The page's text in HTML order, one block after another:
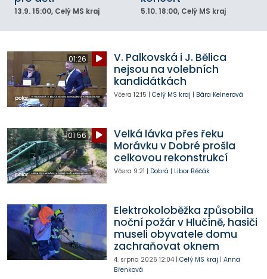
13.9. 15:00, Celý MS kraj 5.10. 18:00, Celý MS kraj
01:26
V. Palkovská i J. Bělica
nejsou na volebních
kandidátkách
Včera 12:15 | Celý MS kraj | Bára Kelnerová
01:56
Velká lávka přes řeku
Morávku v Dobré prošla
celkovou rekonstrukcí
Včera 9:21 | Dobrá | Libor Běčák
Elektrokoloběžka způsobila
noční požár v Hlučíně, hasiči
museli obyvatele domu
zachraňovat oknem
4. srpna 2026 12:04| Celý MS kraj | Anna
Břenková